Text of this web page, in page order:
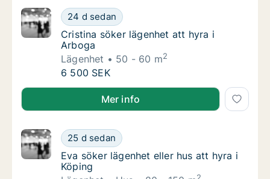
Cristina söker lägenhet att hyra i Arboga
24 d sedan
Cristina söker lägenhet att hyra i Arboga
Cristina söker lägenhet att hyra i
Arboga
Lägenhet
50 - 60 m2
Cristina söker lägenhet att hyra i Arboga
6 500 SEK
Cristina söker lägenhet att hyra i Arboga
Mer info
Eva söker lägenhet eller hus att hyra i
25 d sedan
Eva söker lägenhet eller hus att hyra i
Eva söker lägenhet eller hus att hyra i
Köping
2